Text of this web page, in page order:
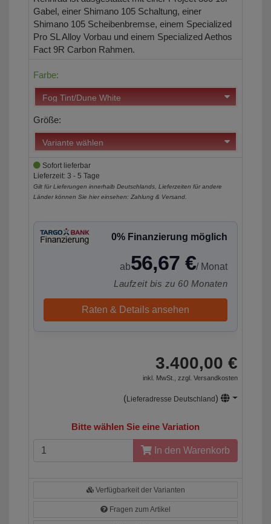
Gabel, einer Shimano 105 Schaltung, einer
Shimano 105 Scheibenbremse, einem Specialized
Pro SL Alloy Vorbau und einem Specialized Aethos
Fact 9R Carbon Rahmen.
Farbe:
Größe:
Sofort lieferbar
Lieferzeit: 3 - 5 Tage
Gilt für Lieferungen innerhalb Deutschlands, Lieferzeiten für andere
Länder können Sie hier einsehen: Zahlung & Versand
0% Finanzierung möglich
ab56,67 €/ Monat
Laufzeit bis zu 60 Monaten
Raten & Details ansehen
3.400,00 €
inkl. MwSt., zzgl. Versandkosten
(Lieferadresse Deutschland)
Bitte wählen Sie eine Variation
In den Warenkorb
Verfügbarkeit der Varianten
Fragen zum Artikel